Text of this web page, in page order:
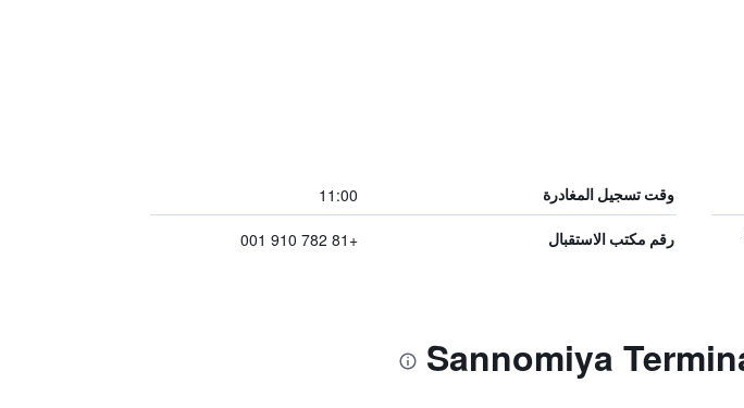
وقت تسجيل المغادرة 11:00
رقم مكتب الاستقبال +81 782 910 001